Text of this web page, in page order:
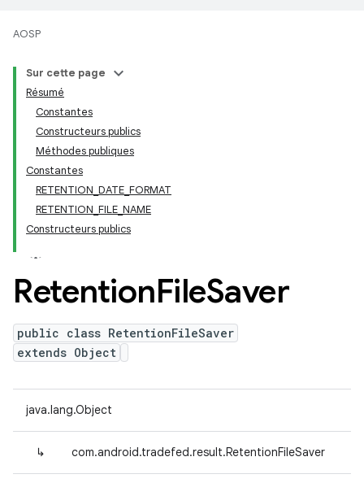
AOSP
Sur cette page
Résumé
Constantes
Constructeurs publics
Méthodes publiques
Constantes
RETENTION_DATE_FORMAT
RETENTION_FILE_NAME
Constructeurs publics
RetentionFileSaver
public class RetentionFileSaver
extends Object
java.lang.Object
↳ com.android.tradefed.result.RetentionFileSaver